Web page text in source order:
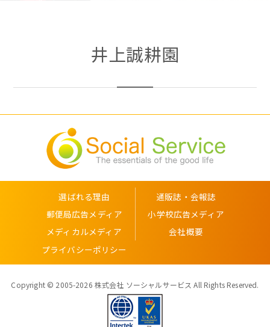
井上誠耕園
選ばれる理由
通販誌・会報誌
郵便局広告メディア
小学校広告メディア
メディカルメディア
会社概要
プライバシーポリシー
Copyright © 2005-2026 株式会社 ソーシャルサービス All Rights Reserved.